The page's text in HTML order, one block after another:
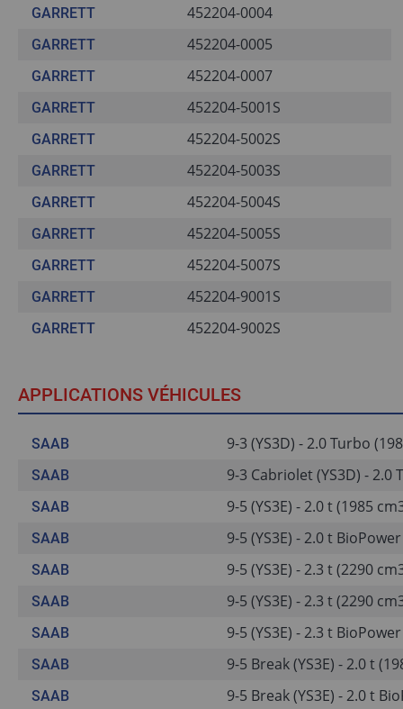
GARRETT 452204-0004
GARRETT 452204-0005
GARRETT 452204-0007
GARRETT 452204-5001S
GARRETT 452204-5002S
GARRETT 452204-5003S
GARRETT 452204-5004S
GARRETT 452204-5005S
GARRETT 452204-5007S
GARRETT 452204-9001S
GARRETT 452204-9002S
APPLICATIONS VÉHICULES
SAAB 9-3 (YS3D) - 2.0 Turbo
SAAB 9-3 Cabriolet (YS3D) - 2.0
SAAB 9-5 (YS3E) - 2.0 t (1985
SAAB 9-5 (YS3E) - 2.0 t
SAAB 9-5 (YS3E) - 2.3 t (2290
SAAB 9-5 (YS3E) - 2.3 t (2290
SAAB 9-5 (YS3E) - 2.3 t
SAAB 9-5 Break (YS3E) - 2.0 t
SAAB 9-5 Break (YS3E) - 2.0 t